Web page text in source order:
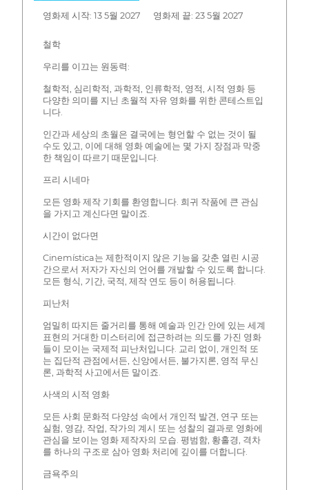
영화제 시작: 13 5월 2027 영화제 끝: 23 5월 2027
철학
우리를 이끄는 원동력:
철학적, 심리학적, 과학적, 인류학적, 영적, 시적 영화 등
다양한 의미를 지닌 초월적 자유 영화를 위한 콘테스트입
니다.
인간과 세상의 초월은 결국에는 형언할 수 없는 것이 될
수도 있고, 이에 대해 영화 예술에는 몇 가지 장점과 막중
한 책임이 따르기 때문입니다.
프리 시네마
모든 영화 제작 기회를 환영합니다. 희귀 작품에 큰 관심
을 가지고 계신다면 말이죠.
시간이 없다면
Cinemística는 제한적이지 않은 기능을 갖춘 열린 시공
간으로서 저자가 자신의 언어를 개발할 수 있도록 합니다.
모든 형식, 기간, 국적, 제작 연도 등이 허용됩니다.
피난처
엄밀히 따지든 줄거리를 통해 예술과 인간 안에 있는 세계
표현의 거대한 미스터리에 접근하려는 의도를 가진 영화
들이 모이는 국제적 피난처입니다. 교리 없이, 개인적 또
는 집단적 관점에서든, 신앙에서든, 불가지론, 영적 무신
론, 과학적 사고에서든 말이죠.
사색의 시적 영화
모든 사회 문화적 다양성 속에서 개인적 발견, 연구 또는
실험, 영감, 작업, 작가의 계시 또는 성찰의 결과로 영화에
관심을 보이는 영화 제작자의 모습. 평범함, 황홀경, 격차
를 하나의 구조로 삼아 영화 처리에 깊이를 더합니다.
금욕주의